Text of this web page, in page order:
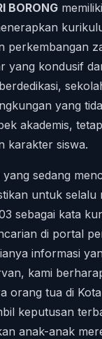
BORONG
perkembangan
yang kondusif
yang
akademis,
karakter siswa.
sedang
untuk selalu
sebagai kata
di portal
informasi
kami
orang tua di
keputusan
anak-anak